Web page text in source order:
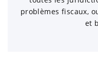
problèmes fiscaux,
et